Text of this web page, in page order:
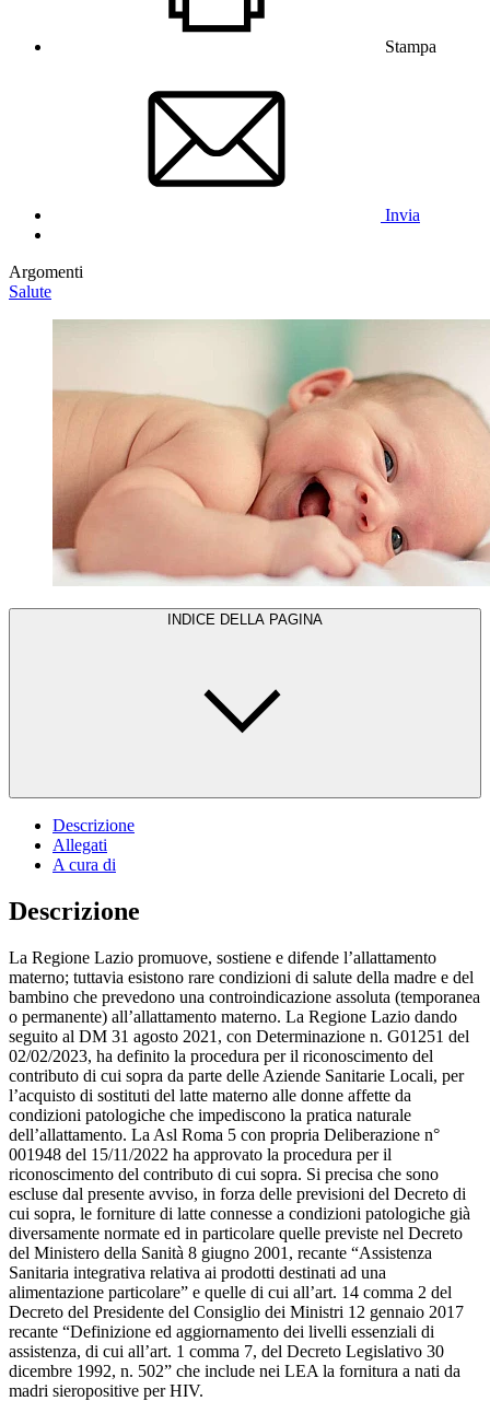
Stampa
Invia
Argomenti
Salute
INDICE DELLA PAGINA
Descrizione
Allegati
A cura di
Descrizione
La Regione Lazio promuove, sostiene e difende l’allattamento
materno; tuttavia esistono rare condizioni di salute della madre e del
bambino che prevedono una controindicazione assoluta (temporanea
o permanente) all’allattamento materno. La Regione Lazio dando
seguito al DM 31 agosto 2021, con Determinazione n. G01251 del
02/02/2023, ha definito la procedura per il riconoscimento del
contributo di cui sopra da parte delle Aziende Sanitarie Locali, per
l’acquisto di sostituti del latte materno alle donne affette da
condizioni patologiche che impediscono la pratica naturale
dell’allattamento. La Asl Roma 5 con propria Deliberazione n°
001948 del 15/11/2022 ha approvato la procedura per il
riconoscimento del contributo di cui sopra. Si precisa che sono
escluse dal presente avviso, in forza delle previsioni del Decreto di
cui sopra, le forniture di latte connesse a condizioni patologiche già
diversamente normate ed in particolare quelle previste nel Decreto
del Ministero della Sanità 8 giugno 2001, recante “Assistenza
Sanitaria integrativa relativa ai prodotti destinati ad una
alimentazione particolare” e quelle di cui all’art. 14 comma 2 del
Decreto del Presidente del Consiglio dei Ministri 12 gennaio 2017
recante “Definizione ed aggiornamento dei livelli essenziali di
assistenza, di cui all’art. 1 comma 7, del Decreto Legislativo 30
dicembre 1992, n. 502” che include nei LEA la fornitura a nati da
madri sieropositive per HIV.